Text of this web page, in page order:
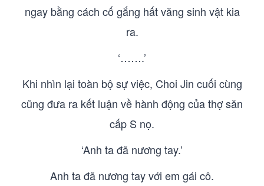
ngay bằng cách cố gắng hất văng sinh vật kia
ra.
‘…….’
Khi nhìn lại toàn bộ sự việc, Choi Jin cuối cùng
cũng đưa ra kết luận về hành động của thợ săn
cấp S nọ.
‘Anh ta đã nương tay.’
Anh ta đã nương tay với em gái cô.